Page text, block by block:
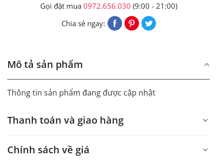
Gọi đặt mua 0972.656.030 (9:00 - 21:00)
Chia sẻ ngay:
Mô tả sản phẩm
Thông tin sản phẩm đang được cập nhật
Thanh toán và giao hàng
Chính sách về giá